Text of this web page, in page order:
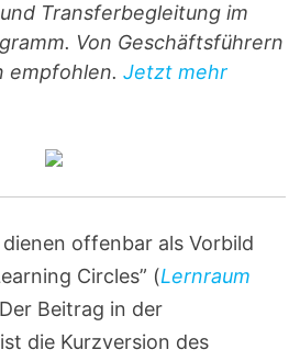
Transferbegleitung im
Von Geschäftsführern
empfohlen.Jetzt mehr
offenbar als Vorbild
Circles” (Lernraum
Beitrag in der
ist die Kurzversion des